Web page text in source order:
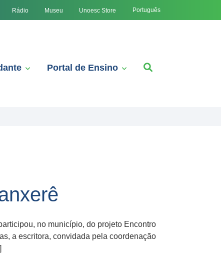
Rádio Museu Unoesc Store Português
Portal de Ensino
no município, do projeto Encontro
a escritora, convidada pela coordenação